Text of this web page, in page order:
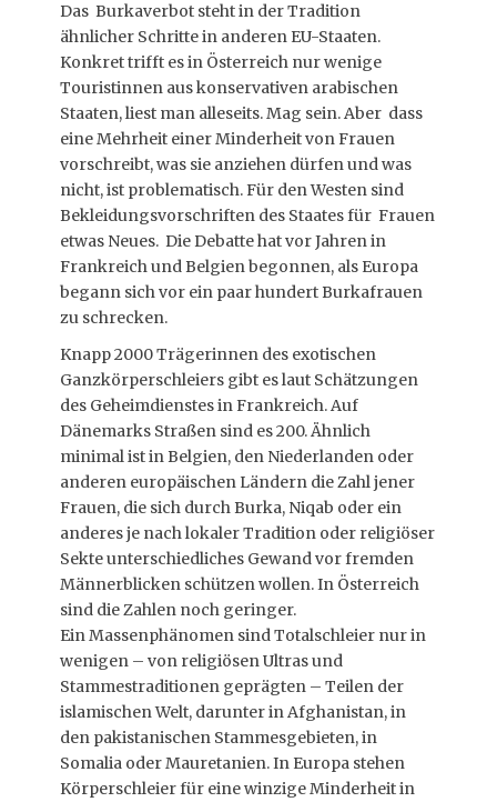
Das Burkaverbot steht in der Tradition
ähnlicher Schritte in anderen EU-Staaten.
Konkret trifft es in Österreich nur wenige
Touristinnen aus konservativen arabischen
Staaten, liest man alleseits. Mag sein. Aber dass
eine Mehrheit einer Minderheit von Frauen
vorschreibt, was sie anziehen dürfen und was
nicht, ist problematisch. Für den Westen sind
Bekleidungsvorschriften des Staates für Frauen
etwas Neues. Die Debatte hat vor Jahren in
Frankreich und Belgien begonnen, als Europa
begann sich vor ein paar hundert Burkafrauen
zu schrecken.
Knapp 2000 Trägerinnen des exotischen
Ganzkörperschleiers gibt es laut Schätzungen
des Geheimdienstes in Frankreich. Auf
Dänemarks Straßen sind es 200. Ähnlich
minimal ist in Belgien, den Niederlanden oder
anderen europäischen Ländern die Zahl jener
Frauen, die sich durch Burka, Niqab oder ein
anderes je nach lokaler Tradition oder religiöser
Sekte unterschiedliches Gewand vor fremden
Männerblicken schützen wollen. In Österreich
sind die Zahlen noch geringer.
Ein Massenphänomen sind Totalschleier nur in
wenigen – von religiösen Ultras und
Stammestraditionen geprägten – Teilen der
islamischen Welt, darunter in Afghanistan, in
den pakistanischen Stammesgebieten, in
Somalia oder Mauretanien. In Europa stehen
Körperschleier für eine winzige Minderheit in